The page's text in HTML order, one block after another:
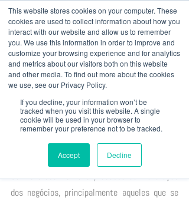
This website stores cookies on your computer. These
cookies are used to collect information about how you
interact with our website and allow us to remember
you. We use this information in order to improve and
customize your browsing experience and for analytics
and metrics about our visitors both on this website
and other media. To find out more about the cookies
we use, see our Privacy Policy.
If you decline, your information won’t be
tracked when you visit this website. A single
cookie will be used in your browser to
remember your preference not to be tracked.
Accept Decline
+ 55 413022 8333|baril@bariladvogados.com.br
Post
DESENVOLVEDOR DE ÁREA X
MASTER FRANQUEADO
administrativo988
23 de set. de 2022
Com o crescimento e processo de maturação
dos negócios, principalmente aqueles que se